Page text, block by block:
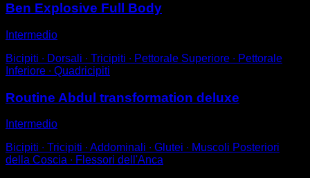
Ben Explosive Full Body
Intermedio
Bicipiti ∙ Dorsali ∙ Tricipiti ∙ Pettorale Superiore ∙ Pettorale
Inferiore ∙ Quadricipiti
Routine Abdul transformation deluxe
Intermedio
Bicipiti ∙ Tricipiti ∙ Addominali ∙ Glutei ∙ Muscoli Posteriori
della Coscia ∙ Flessori dell'Anca